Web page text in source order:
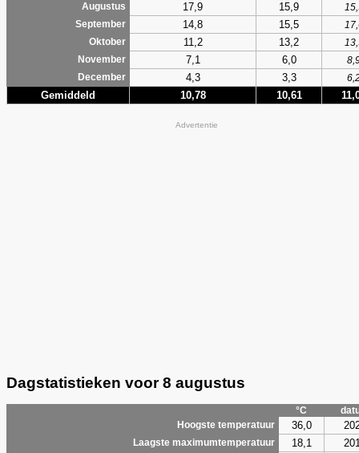
Augustus
17,9 15,9
September
14,8 15,5
Oktober
11,2 13,2
November
7,1 6,0
December
4,3 3,3
Gemiddeld 10,78 10,61
Advertentie
Dagstatistieken voor 8 augustus
°C
Hoogste temperatuur
36,0
Laagste maximumtemperatuur 18,1